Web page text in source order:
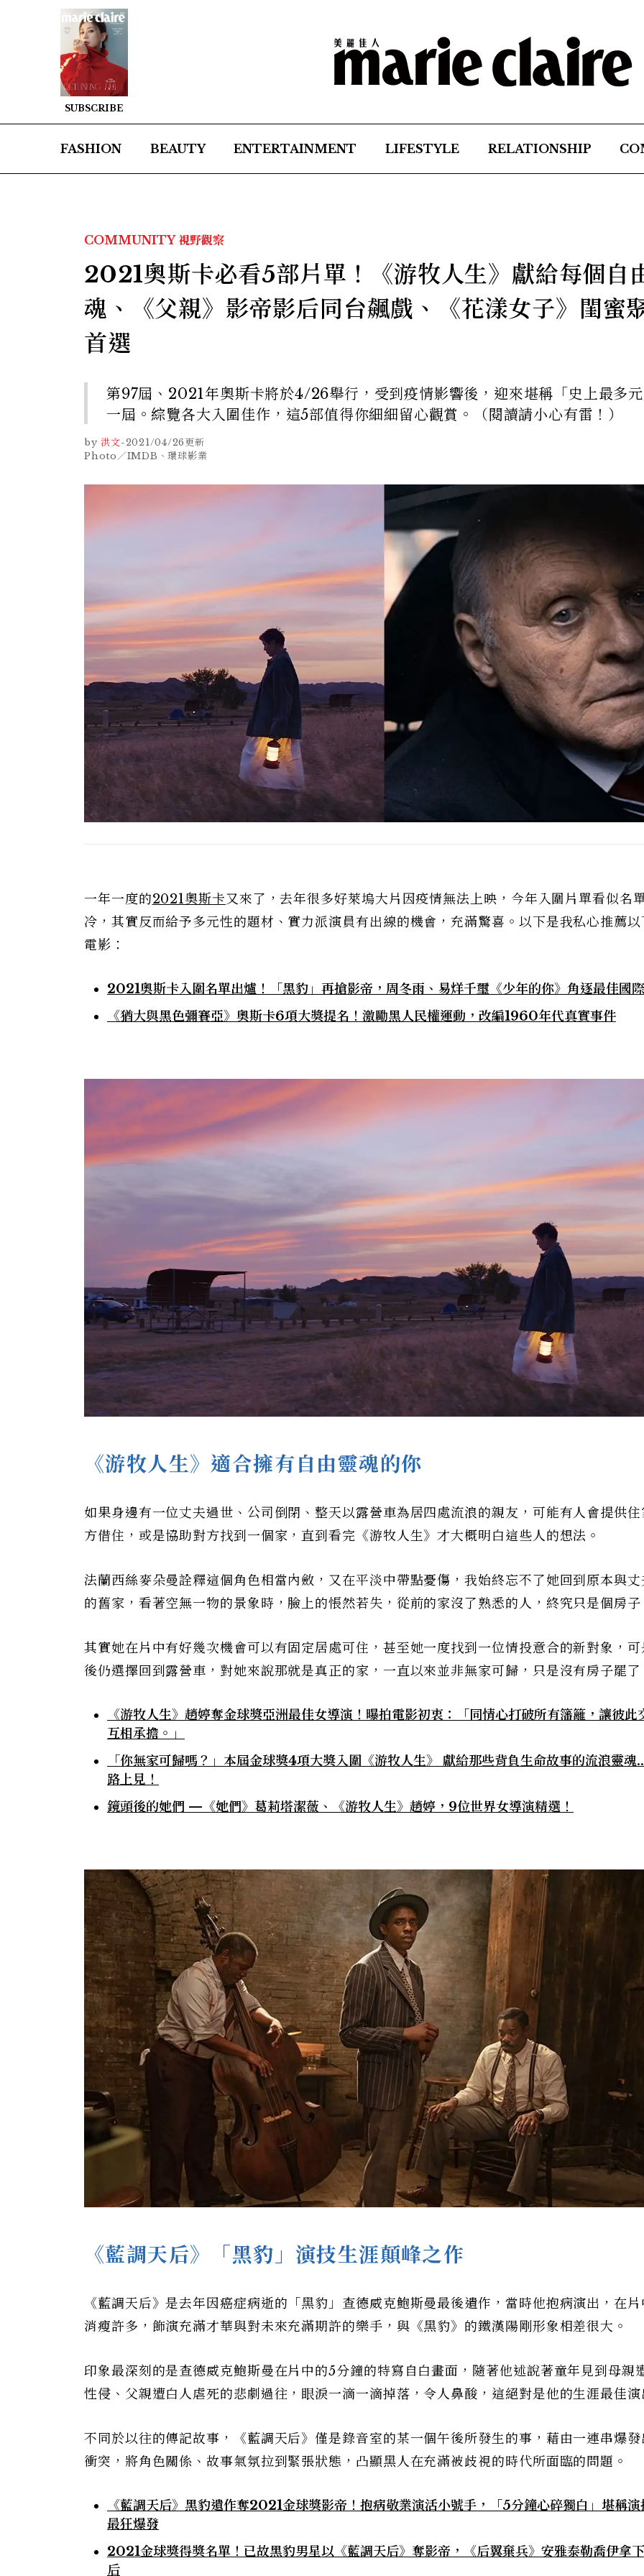
SUBSCRIBE
FASHION BEAUTY ENTERTAINMENT LIFESTYLE RELATIONSHIP
COMMUNITY 視野觀察
2021奧斯卡必看5部片單！《游牧人生》獻給每個自
魂、《父親》影帝影后同台飆戲、《花漾女子》閨蜜
首選
第97屆、2021年奧斯卡將於4/26舉行，受到疫情影響後，迎來堪稱「史上最多
一屆。綜覽各大入圍佳作，這5部值得你細細留心觀賞。（閱讀請小心有雷！）
by 洪文-2021/04/26更新
Photo／IMDB、環球影業
一年一度的2021奧斯卡又來了，去年很多好萊塢大片因疫情無法上映，今年入圍片單看似名
冷，其實反而給予多元性的題材、實力派演員有出線的機會，充滿驚喜。以下是我私心推薦
電影：
2021奧斯卡入圍名單出爐！「黑豹」再搶影帝，周冬雨、易烊千璽《少年的你》角逐最佳國
《猶大與黑色彌賽亞》奧斯卡6項大獎提名！激勵黑人民權運動，改編1960年代真實事件
《游牧人生》適合擁有自由靈魂的你
如果身邊有一位丈夫過世、公司倒閉、整天以露營車為居四處流浪的親友，可能有人會提供
方借住，或是協助對方找到一個家，直到看完《游牧人生》才大概明白這些人的想法。
法蘭西絲麥朵曼詮釋這個角色相當內斂，又在平淡中帶點憂傷，我始終忘不了她回到原本與
的舊家，看著空無一物的景象時，臉上的悵然若失，從前的家沒了熟悉的人，終究只是個房子
其實她在片中有好幾次機會可以有固定居處可住，甚至她一度找到一位情投意合的新對象，
後仍選擇回到露營車，對她來說那就是真正的家，一直以來並非無家可歸，只是沒有房子罷了
《游牧人生》趙婷奪金球獎亞洲最佳女導演！曝拍電影初衷：「同情心打破所有籓籬，讓彼此
互相承擔。」
「你無家可歸嗎？」本屆金球獎4項大獎入圍《游牧人生》 獻給那些背負生命故事的流浪靈魂
路上見！
鏡頭後的她們 —《她們》葛莉塔潔薇、《游牧人生》趙婷，9位世界女導演精選！
《藍調天后》「黑豹」演技生涯顛峰之作
《藍調天后》是去年因癌症病逝的「黑豹」查德威克鮑斯曼最後遺作，當時他抱病演出，在
消瘦許多，飾演充滿才華與對未來充滿期許的樂手，與《黑豹》的鐵漢陽剛形象相差很大。
印象最深刻的是查德威克鮑斯曼在片中的5分鐘的特寫自白畫面，隨著他述說著童年見到母親
性侵、父親遭白人虐死的悲劇過往，眼淚一滴一滴掉落，令人鼻酸，這絕對是他的生涯最佳
不同於以往的傳記故事，《藍調天后》僅是錄音室的某一個午後所發生的事，藉由一連串爆
衝突，將角色關係、故事氣氛拉到緊張狀態，凸顯黑人在充滿被歧視的時代所面臨的問題。
《藍調天后》黑豹遺作奪2021金球獎影帝！抱病敬業演活小號手，「5分鐘心碎獨白」堪稱演
最狂爆發
2021金球獎得獎名單！已故黑豹男星以《藍調天后》奪影帝，《后翼棄兵》安雅泰勒喬伊拿
后